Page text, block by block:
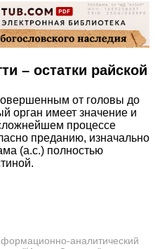
– остатки райской
от головы до
орган имеет значение и
процессе
преданию, изначально
(а.с.) полностью
аналитический